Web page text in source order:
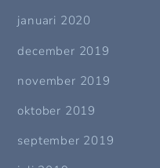
januari 2020
december 2019
november 2019
oktober 2019
september 2019